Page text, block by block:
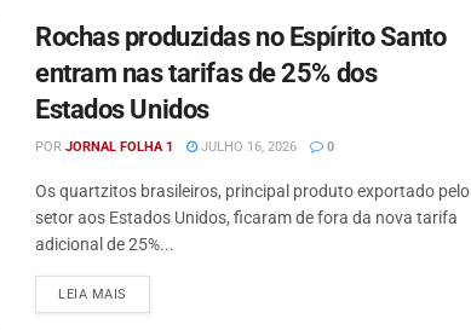
Rochas produzidas no Espírito Santo
entram nas tarifas de 25% dos
Estados Unidos
POR JORNAL FOLHA 1 JULHO 16, 2026 0
Os quartzitos brasileiros, principal produto exportado pelo
setor aos Estados Unidos, ficaram de fora da nova tarifa
adicional de 25%...
LEIA MAIS